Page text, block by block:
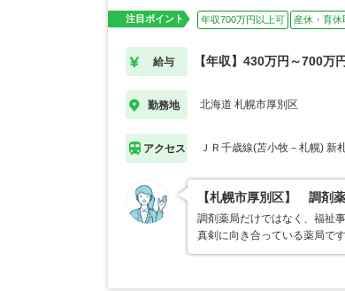
注目ポイント 年収700万円以上可 産休・育休
給与 【年収】430万円～700万円
勤務地 北海道 札幌市厚別区
アクセス ＪＲ千歳線(苫小牧－札幌) 新
【札幌市厚別区】 調剤
調剤薬局だけではなく、福祉
真剣に向き合っている薬局で